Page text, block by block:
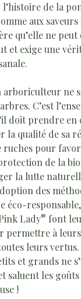
de la
aux
qu’elle ne peut
et exige une
arboriculteur ne
C’est
doit prendre en
la qualité de sa
pour
de la
la lutte
des
éco-
Lady® font
permettre à
leurs vertus.
et grands ne
saluent les
!